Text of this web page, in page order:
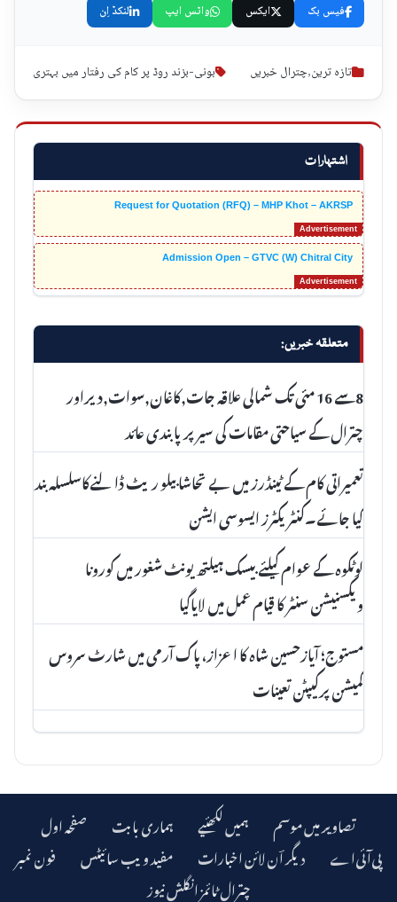
اشتہارات
Request for Quotation (RFQ) – MHP Khot – AKRSP
Admission Open – GTVC (W) Chitral City
متعلقہ خبریں:
8سے 16 مئی تک شمالی علاقہ جات,کاغان,سوات,دیراور
چترال کے سیاحتی مقامات کی سیر پرپابندی عائد
تعمیراتی کام کے ٹینڈرز میں بے تحاشا بیلو ریٹ ڈالنےکاسلسلہ بند
کیا جائے۔کنٹریکٹرز ایسوسی ایشن
لوٹکوہ کے عوام کیلئے بیسک ہیلتھ یونٹ شغور میں کورونا
ویکسنیشن سنٹر کا قیام عمل میں لایاگیا
مستوج؛ آیازحسین شاہ کا اعزاز، پاک آرمی میں شارٹ سروس
کمیشن پرکیپٹن تعینات
فیس بک ایکس واٹس ایپ لنکڈ اِن
تازہ ترین,چترال خبریں بونی-بزند روڈ پر کام کی رفتار میں بہتری
صفحہ اول ہماری بابت ہمیں لکھئیے
تصاویر میں موسم
فون نمبر
مفید ویب سائیٹس دیگر اؔن لائن اخبارات
چترال ٹائمز انگلش نیوز